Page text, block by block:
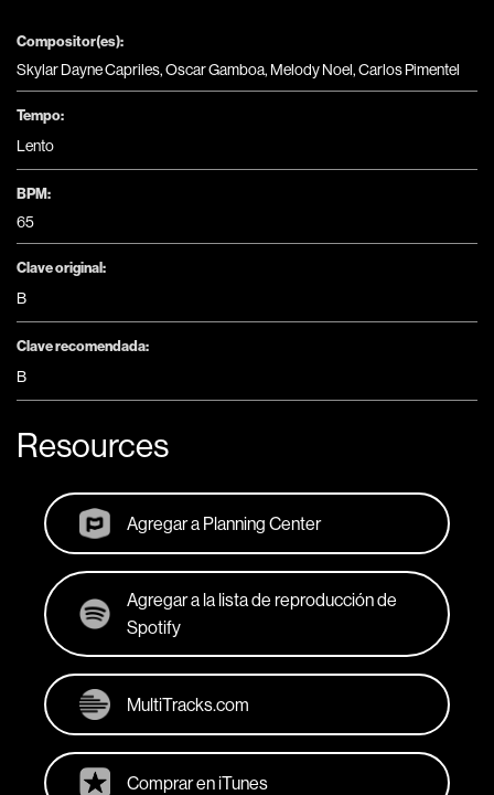
Compositor(es):
Skylar Dayne Capriles, Oscar Gamboa, Melody Noel, Carlos Pimentel
Tempo:
Lento
BPM:
65
Clave original:
B
Clave recomendada:
B
Resources
Agregar a Planning Center
Agregar a la lista de reproducción de
Spotify
MultiTracks.com
Comprar en iTunes